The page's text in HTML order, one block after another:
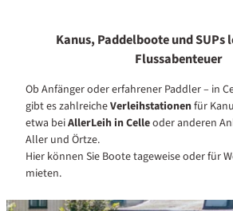
Kanus, Paddelboote und
Flussabenteuer
Ob Anfänger oder erfahrener Paddler – in
gibt es zahlreicheVerleihstationenfür
etwa beiAllerLeih in Celleoder anderen
Aller und Örtze.
Hier können Sie Boote tageweise oder für
mieten.